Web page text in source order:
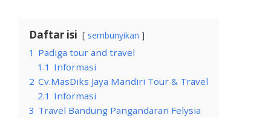
Daftar isi sembunyikan
1 Padiga tour and travel
1.1 Informasi
2 Cv.MasDiks Jaya Mandiri Tour & Travel
2.1 Informasi
3 Travel Bandung Pangandaran Felysia